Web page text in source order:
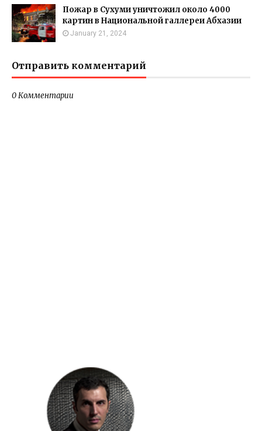
Пожар в Сухуми уничтожил около 4000
картин в Национальной галлереи Абхазии
January 21, 2024
Отправить комментарий
0 Комментарии